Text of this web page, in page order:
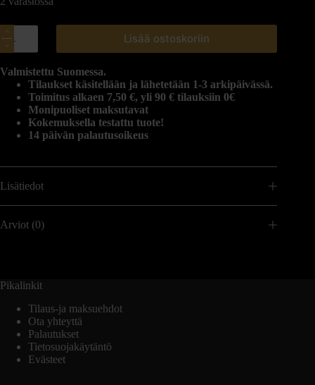
Lisää ostoskoriin
Valmistettu Suomessa.
Tilaukset käsitellään ja lähetetään 1-3 arkipäivässä.
Toimitus alkaen 7,50 €, yli 90 € tilauksiin 0€
Monipuoliset maksutavat
Kokemuksella testattu tuote!
14 päivän palautusoikeus
Lisätiedot
Arviot (0)
Pikalinkit
Tilaus-ja maksuehdot
Ota yhteyttä
Palautukset
Tietosuojakäytäntö
Evästeet